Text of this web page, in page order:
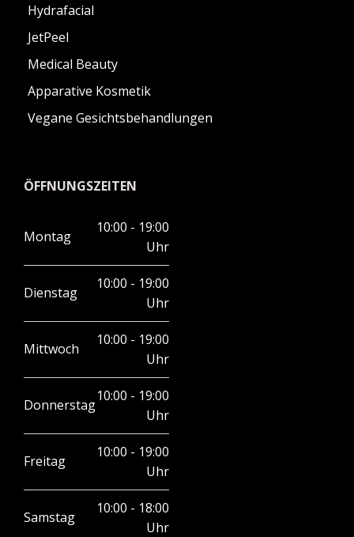
Hydrafacial
JetPeel
Medical Beauty
Apparative Kosmetik
Vegane Gesichtsbehandlungen
ÖFFNUNGSZEITEN
Montag
10:00 - 19:00
Uhr
Dienstag
10:00 - 19:00
Uhr
Mittwoch
10:00 - 19:00
Uhr
Donnerstag
10:00 - 19:00
Uhr
Freitag
10:00 - 19:00
Uhr
Samstag
10:00 - 18:00
Uhr